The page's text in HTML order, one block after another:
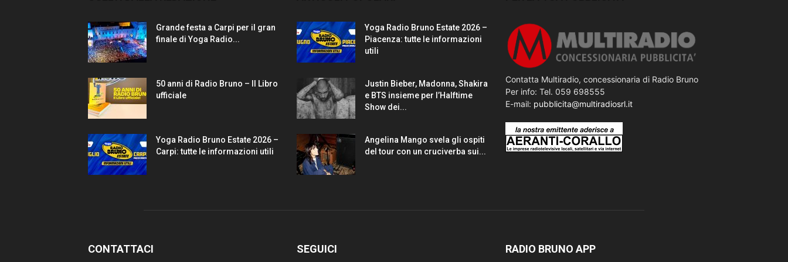
Grande festa a Carpi per il gran
finale di Yoga Radio...
50 anni di Radio Bruno – Il Libro
ufficiale
Yoga Radio Bruno Estate 2026 –
Carpi: tutte le informazioni utili
Yoga Radio Bruno Estate 2026 –
Piacenza: tutte le informazioni
utili
Justin Bieber, Madonna, Shakira
e BTS insieme per l’Halftime
Show dei...
Angelina Mango svela gli ospiti
del tour con un cruciverba sui...
Contatta Multiradio, concessionaria di Radio Bruno
Per info: Tel. 059 698555
E-mail: pubblicita@multiradiosrl.it
CONTATTACI SEGUICI RADIO BRUNO APP